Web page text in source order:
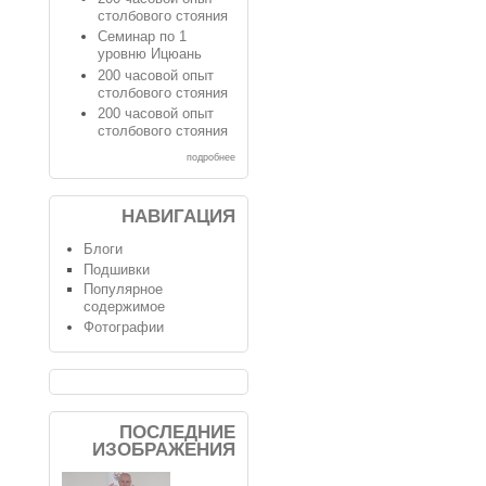
столбового стояния
Семинар по 1
уровню Ицюань
200 часовой опыт
столбового стояния
200 часовой опыт
столбового стояния
подробнее
НАВИГАЦИЯ
Блоги
Подшивки
Популярное
содержимое
Фотографии
ПОСЛЕДНИЕ
ИЗОБРАЖЕНИЯ